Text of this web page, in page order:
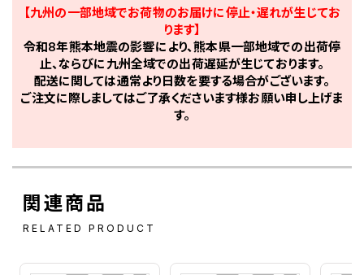
【九州の一部地域でお荷物のお届けに停止・遅れが生じてお
ります】
令和8年熊本地震の影響により、熊本県一部地域での出荷停
止、ならびに九州全域での出荷遅延が生じております。
配送に関しては通常より日数を要する場合がございます。
ご注文に際しましてはご了承くださいます様お願い申し上げま
す。
関連商品
RELATED PRODUCT